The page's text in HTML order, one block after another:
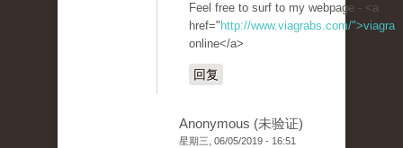
Feel free to surf to my webpage - <a
href=" http://www.viagrabs.com/">viagra
online</a>
回复
Anonymous (未验证)
星期三, 06/05/2019 - 16:51